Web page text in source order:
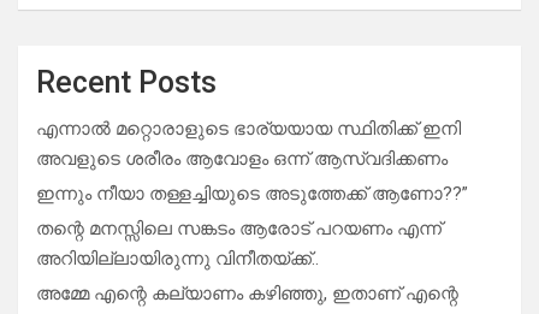
Recent Posts
എന്നാൽ മറ്റൊരാളുടെ ഭാര്യയായ സ്ഥിതിക്ക് ഇനി
അവളുടെ ശരീരം ആവോളം ഒന്ന് ആസ്വദിക്കണം
ഇന്നും നീയാ തള്ളച്ചിയുടെ അടുത്തേക്ക് ആണോ??”
തന്റെ മനസ്സിലെ സങ്കടം ആരോട് പറയണം എന്ന്
അറിയില്ലായിരുന്നു വിനീതയ്ക്ക്..
അമ്മേ എന്റെ കല്യാണം കഴിഞ്ഞു, ഇതാണ് എന്റെ